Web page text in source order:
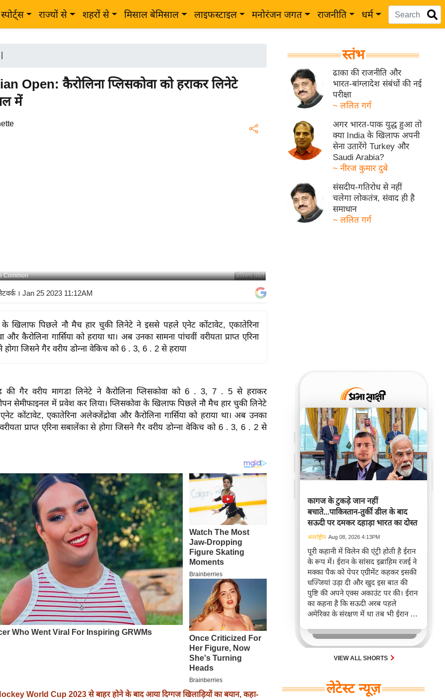
स्पोर्ट्स राज्यों से शहरों से मिसाल बेमिसाल लाइफस्टाइल मनोरंजन जगत राजनीति धर्म
Open: कैरोलिना प्लिसकोवा को हराकर लिनेटे
में
प्रतिरूप फोटो
Common
। Jan 25 2023 11:12AM
के खिलाफ पिछले नौ मैच हार चुकी लिनेटे ने इससे पहले एनेट कोंटावेट, एकातेरिना
और कैरोलिना गार्सिया को हराया था। अब उनका सामना पांचवीं वरीयता प्राप्त एरिना
जिसने गैर वरीय डोन्ना वेकिच को 6 . 3, 6 . 2 से हराया
की गैर वरीय मागडा लिनेटे ने कैरोलिना प्लिसकोवा को 6 . 3, 7 . 5 से हराकर
सेमीफाइनल में प्रवेश कर लिया। प्लिसकोवा के खिलाफ पिछले नौ मैच हार चुकी लिनेटे
कोंटावेट, एकातेरिना अलेक्जेंद्रोवा और कैरोलिना गार्सिया को हराया था। अब उनका
प्राप्त एरिना सबालेंका से होगा जिसने गैर वरीय डोन्ना वेकिच को 6 . 3, 6 . 2 से
World Cup 2023 से बाहर होने के बाद आया दिग्गज खिलाड़ियों का बयान, कहा-
स्तंभ
ढाका की राजनीति और
भारत-बांग्लादेश संबंधों की नई
परीक्षा
~ ललित गर्ग
अगर भारत-पाक युद्ध हुआ तो
क्या India के खिलाफ अपनी
सेना उतारेंगे Turkey और
Saudi Arabia?
~ नीरज कुमार दुबे
संसदीय-गतिरोध से नहीं
चलेगा लोकतंत्र, संवाद ही है
समाधान
~ ललित गर्ग
कागज के टुकड़े जान नहीं
बचाते...पाकिस्तान-तुर्की डील के बाद
सऊदी पर दमकर दहाड़ा भारत का दोस्त
अंतर्राष्ट्रीय Aug 08, 2026 4:13PM
पूरी कहानी में विलेन की एंट्री होती है ईरान
के रूप में। ईरान के सांसद इब्राहिम रजई ने
मक्का पैक को पेपर एग्रीमेंट कहकर इसकी
धज्जियां उड़ा दी और खुद इस बात की
पुष्टि की अपने एक्स अकाउंट पर की। ईरान
का कहना है कि सऊदी अरब पहले
अमेरिका के संरक्षण में था तब भी ईरान ने
VIEW ALL SHORTS
लेटेस्ट न्यूज़